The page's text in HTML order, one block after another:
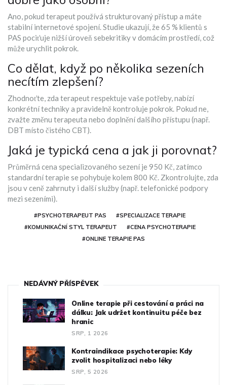
Ano, pokud terapeut používá strukturovaný přístup a máte
stabilní internetové spojení. Studie ukazují, že 65 % klientů s
PAS pociťuje nižší úroveň sebekritiky v domácím prostředí, což
může urychlit pokrok.
Co dělat, když po několika sezeních
necítím zlepšení?
Zhodnoťte, zda terapeut respektuje vaše potřeby, nabízí
konkrétní techniky a pravidelně kontroluje pokrok. Pokud ne,
zvažte změnu terapeuta nebo doplnění dalšího přístupu (např.
DBT místo čistého CBT).
Jaká je typická cena a jak ji porovnat?
Průměrná cena specializovaného sezení je 950 Kč, zatímco
standardní terapie se pohybuje kolem 800 Kč. Zkontrolujte, zda
jsou v ceně zahrnuty i další služby (např. telefonické podpory
mezi sezeními).
#PSYCHOTERAPEUT PAS
#SPECIALIZACE TERAPIE
#KOMUNIKAČNÍ STYL TERAPEUT
#CENA PSYCHOTERAPIE
#ONLINE TERAPIE PAS
NEDÁVNÝ PŘÍSPĚVEK
Online terapie při cestování a práci na
dálku: Jak udržet kontinuitu péče bez
hranic
SRP, 1 2026
Kontraindikace psychoterapie: Kdy
zvolit hospitalizaci nebo léky
SRP, 5 2026